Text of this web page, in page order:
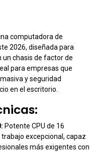
computadora de
2026, diseñada para
chasis de factor de
para empresas que
y seguridad
en el escritorio.
Potente CPU de 16
excepcional, capaz
más exigentes con